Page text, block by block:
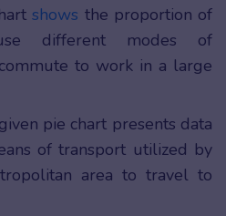
shows the proportion of
different modes of
to work in a large
pie chart presents data
of transport utilized by
area to travel to